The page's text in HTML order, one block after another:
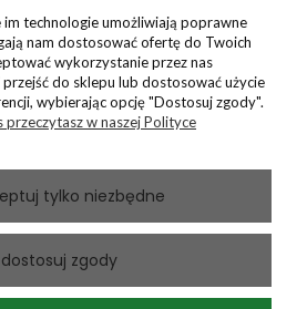
zweryfikowano
Polecam sklep.
technologie umożliwiają poprawne
nam dostosować ofertę do Twoich
wykorzystanie przez nas
do sklepu lub dostosować użycie
wybierając opcję "Dostosuj zgody".
w naszej Polityce
tylko niezbędne
dostosuj zgody